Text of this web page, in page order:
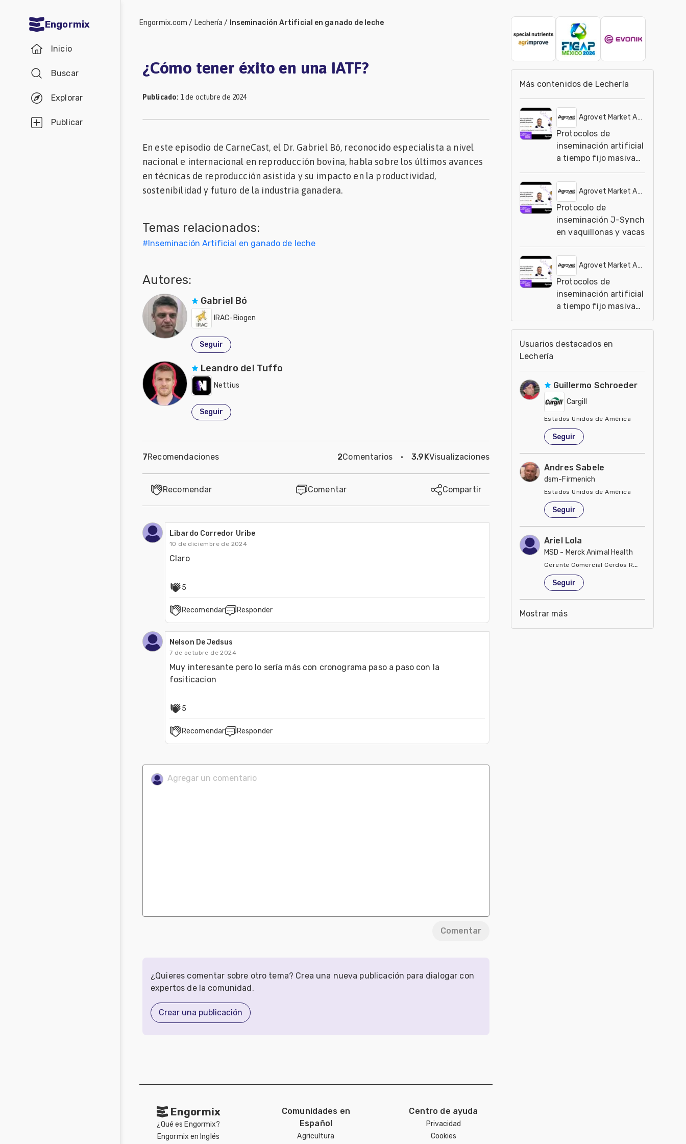
Engormix
Inicio
Buscar
Explorar
Publicar
Agricultura
Balanceados
Avicultura
Lechería
Porcicultura
Mascotas
Engormix.com / Lechería / Inseminación Artificial en ganado de leche
¿Cómo tener éxito en una IATF?
Publicado: 1 de octubre de 2024
En este episodio de CarneCast, el Dr. Gabriel Bó, reconocido especialista a nivel
nacional e internacional en reproducción bovina, habla sobre los últimos avances
en técnicas de reproducción asistida y su impacto en la productividad,
sostenibilidad y futuro de la industria ganadera.
Temas relacionados:
#Inseminación Artificial en ganado de leche
Autores:
Gabriel Bó
IRAC-Biogen
Seguir
Leandro del Tuffo
Nettius
Seguir
7Recomendaciones 2Comentarios · 3.9KVisualizaciones
Recomendar Comentar Compartir
Libardo Corredor Uribe
10 de diciembre de 2024
Claro
5
Recomendar Responder
Nelson De Jedsus
7 de octubre de 2024
Muy interesante pero lo sería más con cronograma paso a paso con la
fositicacion
5
Recomendar Responder
Comentar
¿Quieres comentar sobre otro tema? Crea una nueva publicación para dialogar con
expertos de la comunidad.
Crear una publicación
Engormix
¿Qué es Engormix?
Engormix en Inglés
Comunidades en
Español
Agricultura
Centro de ayuda
Privacidad
Cookies
Más contenidos de Lechería
Agrovet Market Animal Health
Protocolos de
inseminación artificial
a tiempo fijo masiva
para vacas con cría
Agrovet Market Animal Health
Protocolo de
inseminación J-Synch
en vaquillonas y vacas
Agrovet Market Animal Health
Protocolos de
inseminación artificial
a tiempo fijo masiva
para vaquillonas
Usuarios destacados en
Lechería
Guillermo Schroeder
Cargill
Estados Unidos de América
Seguir
Andres Sabele
dsm-Firmenich
Estados Unidos de América
Seguir
Ariel Lola
MSD - Merck Animal Health
Gerente Comercial Cerdos Región Sur
Estados Unidos de América
Seguir
Mostrar más